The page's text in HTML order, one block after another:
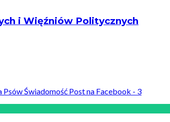
i Więźniów Politycznych